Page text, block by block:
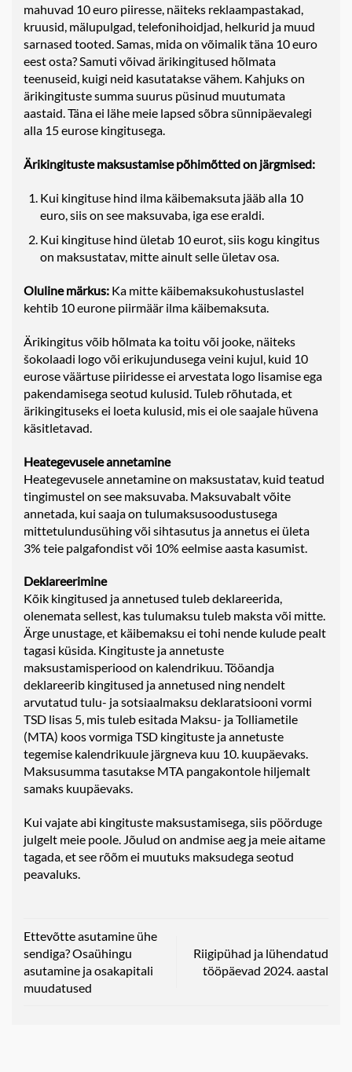
mahuvad 10 euro piiresse, näiteks reklaampastakad,
kruusid, mälupulgad, telefonihoidjad, helkurid ja muud
sarnased tooted. Samas, mida on võimalik täna 10 euro
eest osta? Samuti võivad ärikingitused hõlmata
teenuseid, kuigi neid kasutatakse vähem. Kahjuks on
ärikingituste summa suurus püsinud muutumata
aastaid. Täna ei lähe meie lapsed sõbra sünnipäevalegi
alla 15 eurose kingitusega.
Ärikingituste maksustamise põhimõtted on järgmised:
Kui kingituse hind ilma käibemaksuta jääb alla 10
euro, siis on see maksuvaba, iga ese eraldi.
Kui kingituse hind ületab 10 eurot, siis kogu kingitus
on maksustatav, mitte ainult selle ületav osa.
Oluline märkus: Ka mitte käibemaksukohustuslastel
kehtib 10 eurone piirmäär ilma käibemaksuta.
Ärikingitus võib hõlmata ka toitu või jooke, näiteks
šokolaadi logo või erikujundusega veini kujul, kuid 10
eurose väärtuse piiridesse ei arvestata logo lisamise ega
pakendamisega seotud kulusid. Tuleb rõhutada, et
ärikingituseks ei loeta kulusid, mis ei ole saajale hüvena
käsitletavad.
Heategevusele annetamine
Heategevusele annetamine on maksustatav, kuid teatud
tingimustel on see maksuvaba. Maksuvabalt võite
annetada, kui saaja on tulumaksusoodustusega
mittetulundusühing või sihtasutus ja annetus ei ületa
3% teie palgafondist või 10% eelmise aasta kasumist.
Deklareerimine
Kõik kingitused ja annetused tuleb deklareerida,
olenemata sellest, kas tulumaksu tuleb maksta või mitte.
Ärge unustage, et käibemaksu ei tohi nende kulude pealt
tagasi küsida. Kingituste ja annetuste
maksustamisperiood on kalendrikuu. Tööandja
deklareerib kingitused ja annetused ning nendelt
arvutatud tulu- ja sotsiaalmaksu deklaratsiooni vormi
TSD lisas 5, mis tuleb esitada Maksu- ja Tolliametile
(MTA) koos vormiga TSD kingituste ja annetuste
tegemise kalendrikuule järgneva kuu 10. kuupäevaks.
Maksusumma tasutakse MTA pangakontole hiljemalt
samaks kuupäevaks.
Kui vajate abi kingituste maksustamisega, siis pöörduge
julgelt meie poole. Jõulud on andmise aeg ja meie aitame
tagada, et see rõõm ei muutuks maksudega seotud
peavaluks.
Ettevõtte asutamine ühe
sendiga? Osaühingu
asutamine ja osakapitali
muudatused
Riigipühad ja lühendatud
tööpäevad 2024. aastal